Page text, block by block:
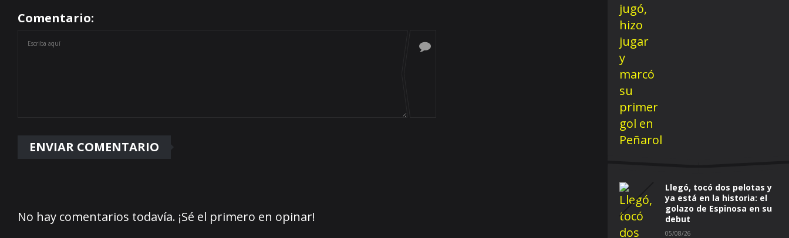
Comentario:
No hay comentarios todavía. ¡Sé el primero en opinar!
Llegó, tocó dos pelotas y
ya está en la historia: el
golazo de Espinosa en su
debut
05/08/26